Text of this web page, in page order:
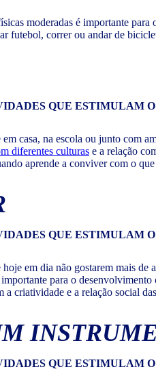
moderadas é importante
futebol, correr ou andar de
casa, na escola ou junto com
diferentes culturas e a relação
aprende a conviver com o
em dia não gostarem mais
para o
a criatividade e a relação social